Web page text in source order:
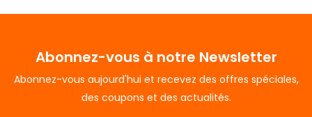
Abonnez-vous à notre Newsletter
Abonnez-vous aujourd'hui et recevez des offres spéciales,
des coupons et des actualités.